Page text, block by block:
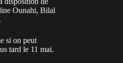
Ounahi, Bilal
si on peut
tard le 11 mai.